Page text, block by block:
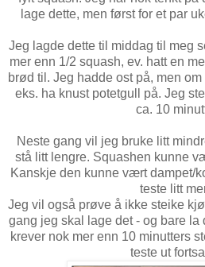
lage dette, men først for et par
Jeg lagde dette til middag til meg
mer enn 1/2 squash, ev. hatt en
brød til. Jeg hadde ost på, men
eks. ha knust potetgull på. Jeg
ca. 10
Neste gang vil jeg bruke litt
stå litt lengre. Squashen kunne
Kanskje den kunne vært dampet/
teste litt
Jeg vil også prøve å ikke steike
gang jeg skal lage det - og bare la
krever nok mer enn 10 minutters
teste ut